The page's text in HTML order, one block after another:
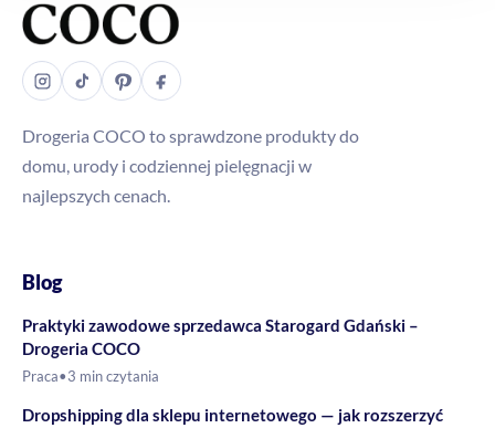
Drogeria COCO to sprawdzone produkty do
domu, urody i codziennej pielęgnacji w
najlepszych cenach.
Blog
Praktyki zawodowe sprzedawca Starogard Gdański –
Drogeria COCO
Praca•3 min czytania
Dropshipping dla sklepu internetowego — jak rozszerzyć